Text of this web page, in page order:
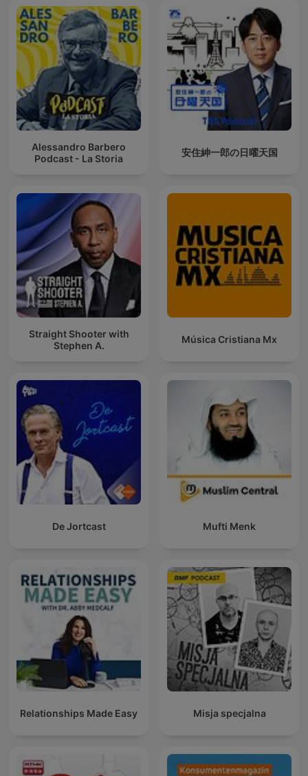
Alessandro Barbero
Podcast - La Storia
安住紳一郎の日曜天国
Straight Shooter with
Stephen A.
Música Cristiana Mx
De Jortcast Mufti Menk
Relationships Made Easy Misja specjalna